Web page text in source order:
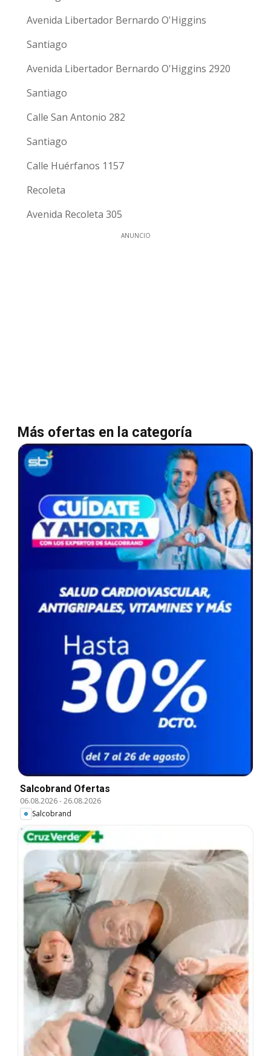
Avenida Libertador Bernardo O'Higgins
Santiago
Avenida Libertador Bernardo O'Higgins 2920
Santiago
Calle San Antonio 282
Santiago
Calle Huérfanos 1157
Recoleta
Avenida Recoleta 305
ANUNCIO
Más ofertas en la categoría
Salcobrand Ofertas
06.08.2026-26.08.2026
Salcobrand